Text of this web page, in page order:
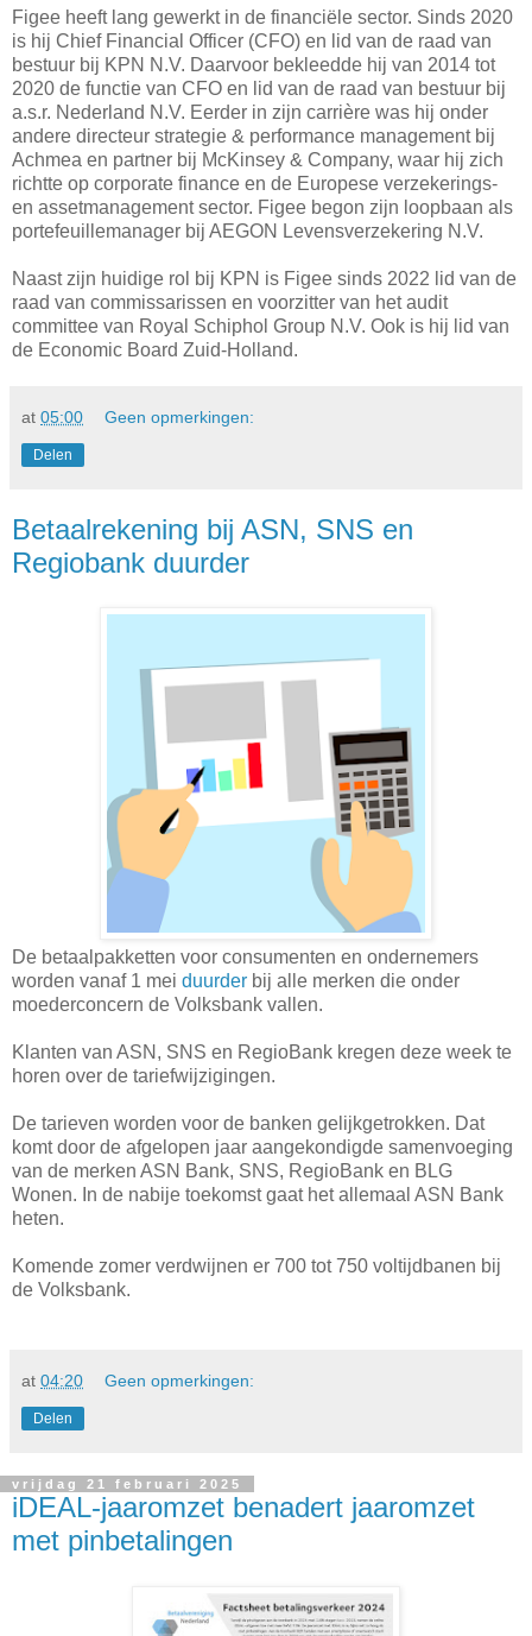
Figee heeft lang gewerkt in de financiële sector. Sinds 2020
is hij Chief Financial Officer (CFO) en lid van de raad van
bestuur bij KPN N.V. Daarvoor bekleedde hij van 2014 tot
2020 de functie van CFO en lid van de raad van bestuur bij
a.s.r. Nederland N.V. Eerder in zijn carrière was hij onder
andere directeur strategie & performance management bij
Achmea en partner bij McKinsey & Company, waar hij zich
richtte op corporate finance en de Europese verzekerings-
en assetmanagement sector. Figee begon zijn loopbaan als
portefeuillemanager bij AEGON Levensverzekering N.V.
Naast zijn huidige rol bij KPN is Figee sinds 2022 lid van de
raad van commissarissen en voorzitter van het audit
committee van Royal Schiphol Group N.V. Ook is hij lid van
de Economic Board Zuid-Holland.
at 05:00 Geen opmerkingen:
Delen
Betaalrekening bij ASN, SNS en
Regiobank duurder
De betaalpakketten voor consumenten en ondernemers
worden vanaf 1 mei duurder bij alle merken die onder
moederconcern de Volksbank vallen.
Klanten van ASN, SNS en RegioBank kregen deze week te
horen over de tariefwijzigingen.
De tarieven worden voor de banken gelijkgetrokken. Dat
komt door de afgelopen jaar aangekondigde samenvoeging
van de merken ASN Bank, SNS, RegioBank en BLG
Wonen. In de nabije toekomst gaat het allemaal ASN Bank
heten.
Komende zomer verdwijnen er 700 tot 750 voltijdbanen bij
de Volksbank.
at 04:20 Geen opmerkingen:
Delen
vrijdag 21 februari 2025
iDEAL-jaaromzet benadert jaaromzet
met pinbetalingen